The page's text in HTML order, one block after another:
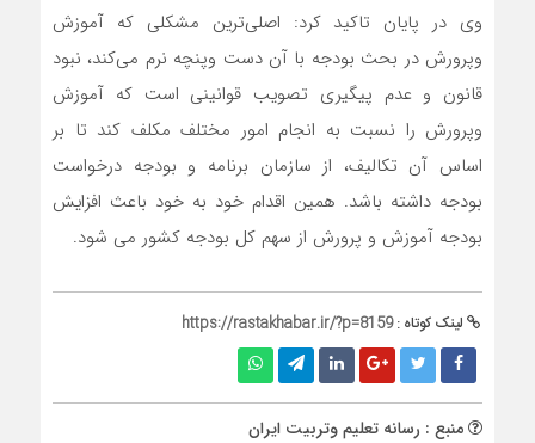
وی در پایان تاکید کرد: اصلی‌ترین مشکلی که آموزش
وپرورش در بحث بودجه با آن دست وپنچه نرم می‌کند، نبود
قانون و عدم پیگیری تصویب قوانینی است که آموزش
وپرورش را نسبت به انجام امور مختلف مکلف کند تا بر
اساس آن تکالیف، از سازمان برنامه و بودجه درخواست
بودجه داشته باشد. همین اقدام خود به خود باعث افزایش
بودجه آموزش و پرورش از سهم کل بودجه کشور می شود.
لینک کوتاه :https://rastakhabar.ir/?p=8159
منبع : رسانه تعلیم وتربیت ایران